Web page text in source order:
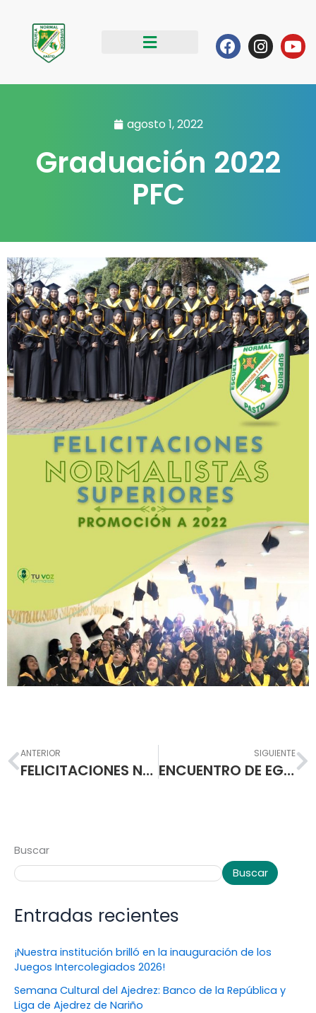
contenido
Facebook
agosto 1, 2022
Graduación 2022
PFC
Prev
ANTERIOR
FELICITACIONES NUEVOS NORMALISTAS SUPERIORES PROMOCION A- 2022
SIGUIENTE
ENCUENTRO DE EGRESADOS NORMALISTAS PROMOCIÓN 1972
Buscar
Buscar
Entradas recientes
¡Nuestra institución brilló en la inauguración de los
Juegos Intercolegiados 2026!
Semana Cultural del Ajedrez: Banco de la República y
Liga de Ajedrez de Nariño